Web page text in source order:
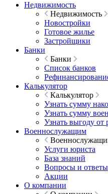
Недвижимость
Недвижимость
Новостройки
Готовое жилье
Застройщики
Банки
Банки
Список банков
Калькулятор
Калькулятор
Узнать сумму
Узнать сумму
Узнать выгоду от
Военнослужащим
Услуги юриста
База знаний
Вопросы и ответы
Акции
О компании